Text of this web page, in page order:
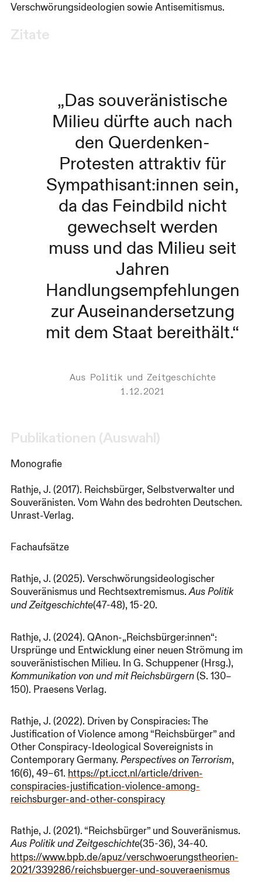
Verschwörungsideologien sowie Antisemitismus.
Zitate
Das souveränistische
Milieu dürfte auch nach
den Querdenken-
Protesten attraktiv für
Sym­pa­thi­sant:­innen sein,
da das Feindbild nicht
gewechselt werden
muss und das Milieu seit
Jahren
Handlungsempfehlungen
zur Auseinandersetzung
mit dem Staat bereithält.
Aus Politik und Zeitgeschichte
1.12.2021
Publikationen (Auswahl)
Monografie
Rathje, J. (2017). Reichsbürger, Selbstverwalter und
Souveränisten. Vom Wahn des bedrohten Deutschen.
Unrast-Verlag.
Fachaufsätze
Rathje, J. (2025). Verschwörungsideologischer
Souveränismus und Rechtsextremismus.Aus Politik
und Zeitgeschichte(47-48), 15-20.
Rathje, J. (2024). QAnon-„Reichsbürger:innen“:
Ursprünge und Entwicklung einer neuen Strömung im
souveränistischen Milieu. In G. Schuppener (Hrsg.),
Kommunikation von und mit Reichsbürgern (S. 130–
150). Praesens Verlag.
Rathje, J. (2022). Driven by Conspiracies: The
Justification of Violence among “Reichsbürger” and
Other Conspiracy-Ideological Sovereignists in
Contemporary Germany. Perspectives on Terrorism,
16(6), 49–61. https://pt.icct.nl/article/driven-
conspiracies-justification-violence-among-
reichsburger-and-other-conspiracy
Rathje, J. (2021). “Reichsbürger” und Souveränismus.
Aus Politik und Zeitgeschichte(35-36), 34-40.
https://www.bpb.de/apuz/verschwoerungstheorien-
2021/339286/reichsbuerger-und-souveraenismus